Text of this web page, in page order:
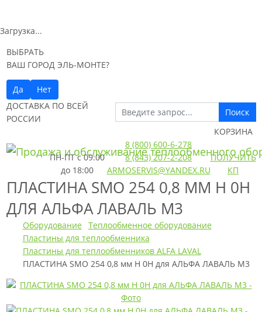
Загрузка...
ВЫБРАТЬ
ВАШ ГОРОД ЭЛЬ-МОНТЕ?
Да
Нет
ДОСТАВКА ПО ВСЕЙ
РОССИИ
Поиск
ПН-ПТс 09:00
до 18:00
8 (800) 600-6-278
8 (843) 207-2-208
ARMOSERVIS@YANDEX.RU
КОРЗИНА
ПОЛУЧИТЬ
КП
ПЛАСТИНА SMO 254 0,8 ММ H 0H
ДЛЯ АЛЬФА ЛАВАЛЬ M3
Оборудование
Теплообменное оборудование
Пластины для теплообменника
Пластины для теплообменников ALFA LAVAL
ПЛАСТИНА SMO 254 0,8 мм H 0H для АЛЬФА ЛАВАЛЬ M3